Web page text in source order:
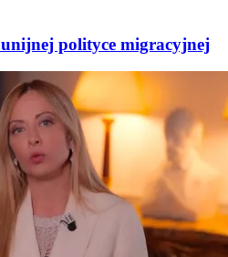
polityce migracyjnej